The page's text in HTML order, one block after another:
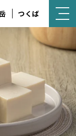
つくば